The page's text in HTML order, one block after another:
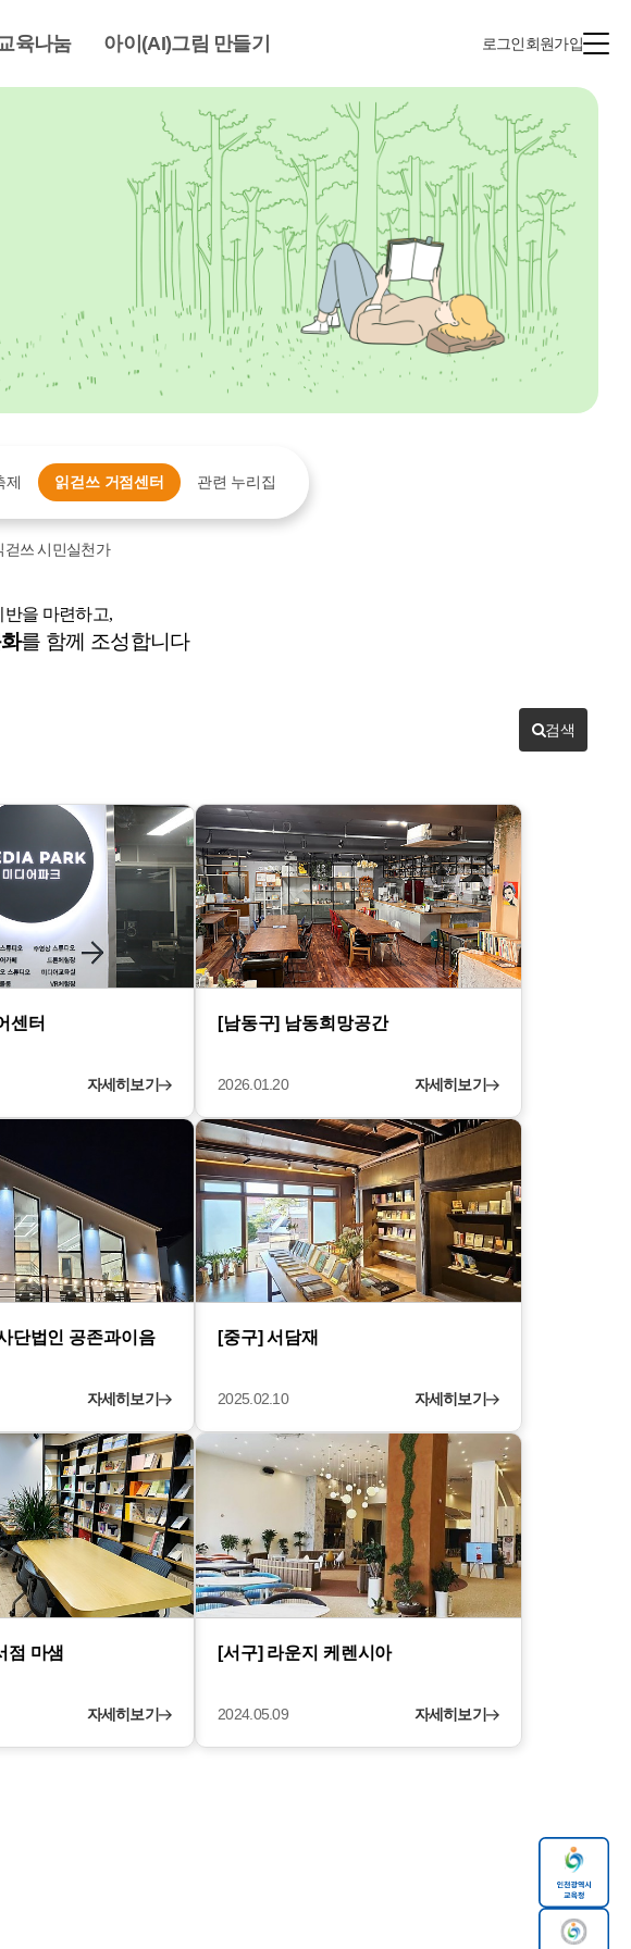
육나눔 아이(AI)그림 만들기 로그인회원가입
제 읽걷쓰 거점센터 관련 누리집
걷쓰 시민실천가
반을 마련하고,
를 함께 조성합니다
검색
센터
자세히보기
[남동구] 남동희망공간
2026.01.20 자세히보기
단법인 공존과이음
자세히보기
[중구] 서담재
2025.02.10 자세히보기
점 마샘
자세히보기
[서구] 라운지 케렌시아
2024.05.09 자세히보기